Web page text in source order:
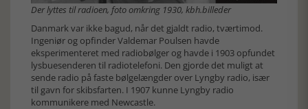
Der lyttes til radioen, foto omkring 1930, kbh.billeder
Danmark var ikke bagud, når det gjaldt radio, tværtimod.
Ingeniør og opfinder Valdemar Poulsen havde
eksperimenteret med radiobølger og havde i 1903 opfundet
lysbuesenderen til radiotelefoni. Den gjorde det muligt at
sende radio på faste bølgelængder over Lyngby radio, især
til gavn for skibsfarten. I 1907 kunne Lyngby radio
kommunikere med Newcastle.